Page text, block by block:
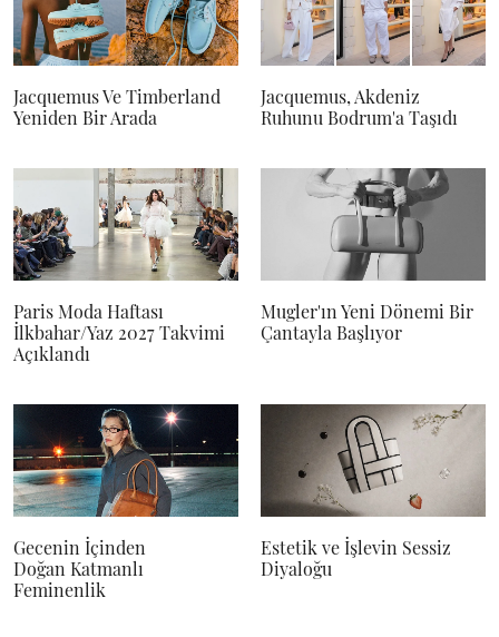
Jacquemus Ve Timberland
Yeniden Bir Arada
Jacquemus, Akdeniz
Ruhunu Bodrum'a Taşıdı
Paris Moda Haftası
İlkbahar/Yaz 2027 Takvimi
Açıklandı
Mugler'ın Yeni Dönemi Bir
Çantayla Başlıyor
Gecenin İçinden
Doğan Katmanlı
Feminenlik
Estetik ve İşlevin Sessiz
Diyaloğu